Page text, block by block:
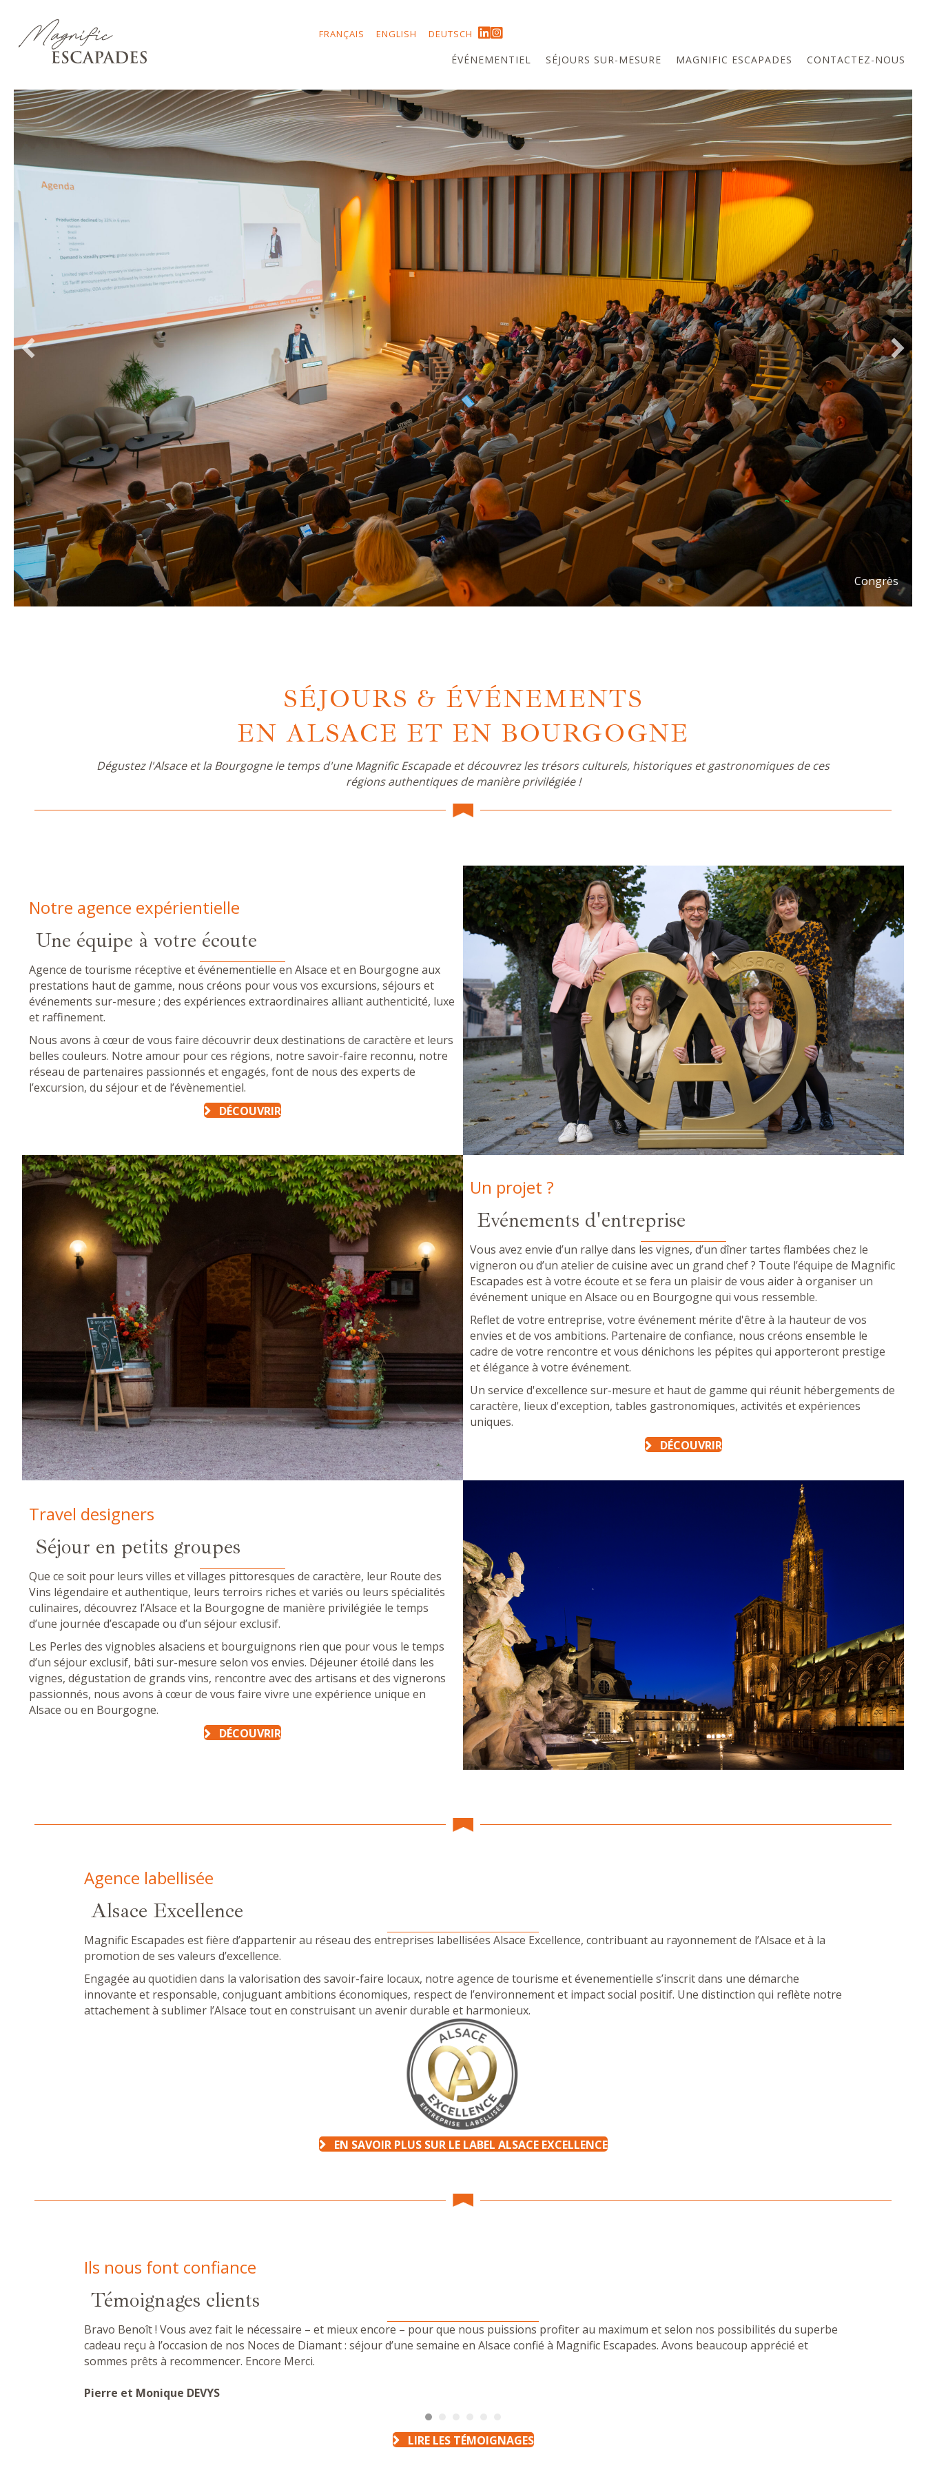
FRANÇAIS ENGLISH DEUTSCH
ÉVÉNEMENTIEL SÉJOURS SUR-MESURE MAGNIFIC ESCAPADES CONTACTEZ-NOUS
Congrès
Vignoble de Katzenthal
SÉJOURS & ÉVÉNEMENTS
EN ALSACE ET EN BOURGOGNE
Dégustez l'Alsace et la Bourgogne le temps d'une Magnific Escapade et découvrez les trésors culturels, historiques et gastronomiques de ces
régions authentiques de manière privilégiée !
Notre agence expérientielle
Une équipe à votre écoute
Agence de tourisme réceptive et événementielle en Alsace et en Bourgogne aux
prestations haut de gamme, nous créons pour vous vos excursions, séjours et
événements sur-mesure ; des expériences extraordinaires alliant authenticité, luxe
et raffinement.
Nous avons à cœur de vous faire découvrir deux destinations de caractère et leurs
belles couleurs. Notre amour pour ces régions, notre savoir-faire reconnu, notre
réseau de partenaires passionnés et engagés, font de nous des experts de
l’excursion, du séjour et de l’évènementiel.
DÉCOUVRIR
Un projet ?
Evénements d'entreprise
Vous avez envie d’un rallye dans les vignes, d’un dîner tartes flambées chez le
vigneron ou d’un atelier de cuisine avec un grand chef ? Toute l’équipe de Magnific
Escapades est à votre écoute et se fera un plaisir de vous aider à organiser un
événement unique en Alsace ou en Bourgogne qui vous ressemble.
Reflet de votre entreprise, votre événement mérite d'être à la hauteur de vos
envies et de vos ambitions. Partenaire de confiance, nous créons ensemble le
cadre de votre rencontre et vous dénichons les pépites qui apporteront prestige
et élégance à votre événement.
Un service d'excellence sur-mesure et haut de gamme qui réunit hébergements de
caractère, lieux d'exception, tables gastronomiques, activités et expériences
uniques.
DÉCOUVRIR
Travel designers
Séjour en petits groupes
Que ce soit pour leurs villes et villages pittoresques de caractère, leur Route des
Vins légendaire et authentique, leurs terroirs riches et variés ou leurs spécialités
culinaires, découvrez l’Alsace et la Bourgogne de manière privilégiée le temps
d’une journée d’escapade ou d’un séjour exclusif.
Les Perles des vignobles alsaciens et bourguignons rien que pour vous le temps
d’un séjour exclusif, bâti sur-mesure selon vos envies. Déjeuner étoilé dans les
vignes, dégustation de grands vins, rencontre avec des artisans et des vignerons
passionnés, nous avons à cœur de vous faire vivre une expérience unique en
Alsace ou en Bourgogne.
DÉCOUVRIR
Agence labellisée
Alsace Excellence
Magnific Escapades est fière d’appartenir au réseau des entreprises labellisées Alsace Excellence, contribuant au rayonnement de l’Alsace et à la
promotion de ses valeurs d’excellence.
Engagée au quotidien dans la valorisation des savoir-faire locaux, notre agence de tourisme et évenementielle s’inscrit dans une démarche
innovante et responsable, conjuguant ambitions économiques, respect de l’environnement et impact social positif. Une distinction qui reflète notre
attachement à sublimer l’Alsace tout en construisant un avenir durable et harmonieux.
EN SAVOIR PLUS SUR LE LABEL ALSACE EXCELLENCE
Ils nous font confiance
Témoignages clients
Bravo Benoît ! Vous avez fait le nécessaire – et mieux encore – pour que nous puissions profiter au maximum et selon nos possibilités du superbe
cadeau reçu à l’occasion de nos Noces de Diamant : séjour d’une semaine en Alsace confié à Magnific Escapades. Avons beaucoup apprécié et
sommes prêts à recommencer. Encore Merci.
Pierre et Monique DEVYS
LIRE LES TÉMOIGNAGES